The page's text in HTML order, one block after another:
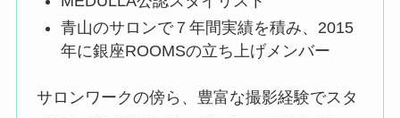
青山のサロンで７年間実績を積み、2015
年に銀座ROOMSの立ち上げメンバー
サロンワークの傍ら、豊富な撮影経験でスタ